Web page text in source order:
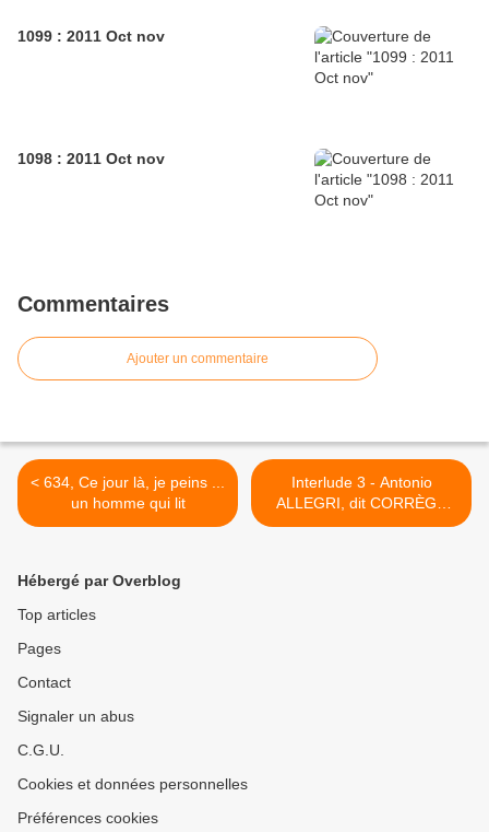
1099 : 2011 Oct nov
1098 : 2011 Oct nov
Commentaires
Ajouter un commentaire
< 634, Ce jour là, je peins ...
un homme qui lit
Interlude 3 - Antonio
ALLEGRI, dit CORRÈGE
Correggio (près de Parme),
Hébergé par Overblog
Top articles
Pages
Contact
Signaler un abus
C.G.U.
Cookies et données personnelles
Préférences cookies